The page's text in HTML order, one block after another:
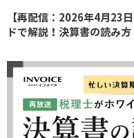
【再配信：2026年4月23
ドで解説！決算書の読み